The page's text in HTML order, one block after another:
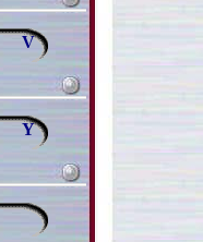
V
Y